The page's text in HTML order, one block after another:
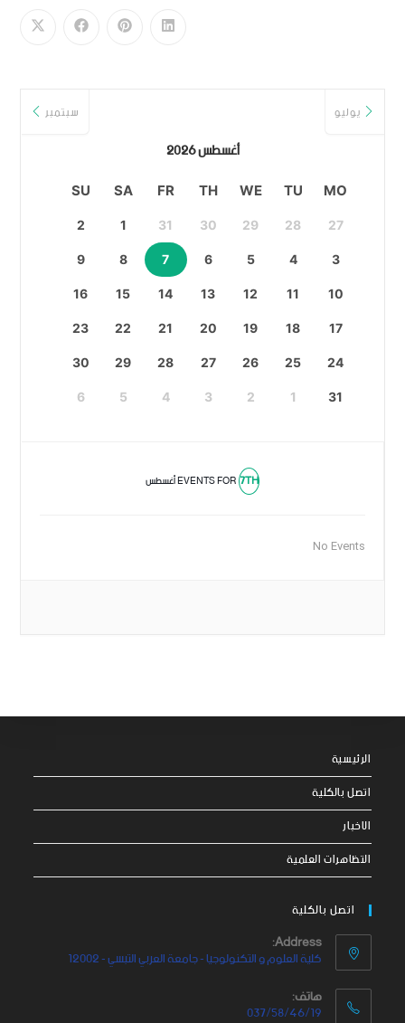
يوليو
أغسطس 2026
سبتمبر
MO
TU
WE
TH
FR
SA
SU
27
28
29
30
31
1
2
3
4
5
6
7
8
9
10
11
12
13
14
15
16
17
18
19
20
21
22
23
24
25
26
27
28
29
30
31
1
2
3
4
5
6
EVENTS FOR7TH أغسطس
No Events
الرئيسية
اتصل بالكلية
الاخبار
التظاهرات العلمية
اتصل بالكلية
Address:
كلية العلوم و التكنولوجيا - جامعة العربي التبسي - 12002
هاتف:
037/58/46/19